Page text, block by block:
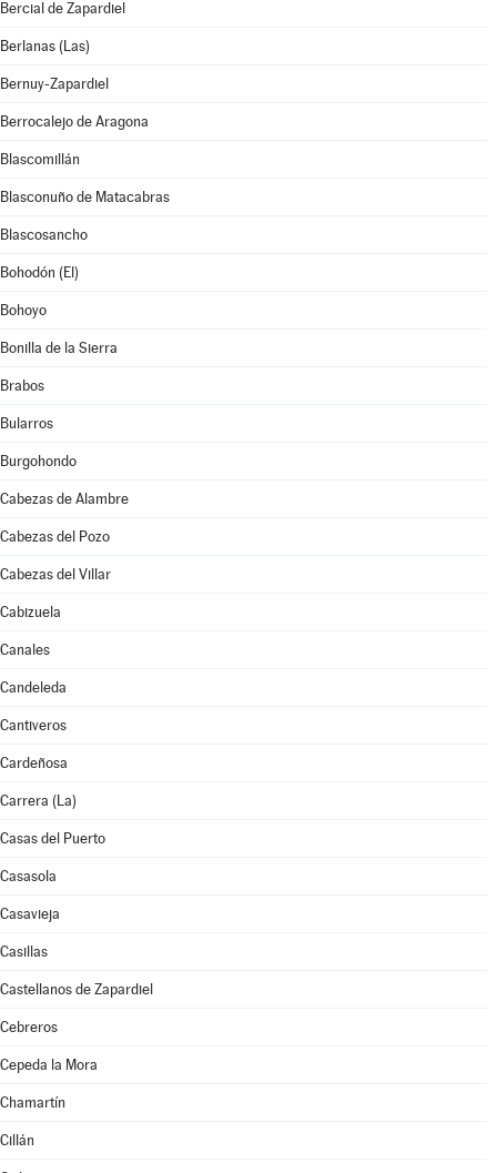
Bercial de Zapardiel
Berlanas (Las)
Bernuy-Zapardiel
Berrocalejo de Aragona
Blascomillán
Blasconuño de Matacabras
Blascosancho
Bohodón (El)
Bohoyo
Bonilla de la Sierra
Brabos
Bularros
Burgohondo
Cabezas de Alambre
Cabezas del Pozo
Cabezas del Villar
Cabizuela
Canales
Candeleda
Cantiveros
Cardeñosa
Carrera (La)
Casas del Puerto
Casasola
Casavieja
Casillas
Castellanos de Zapardiel
Cebreros
Cepeda la Mora
Chamartín
Cillán